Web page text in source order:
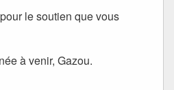
le soutien que vous
à venir, Gazou.